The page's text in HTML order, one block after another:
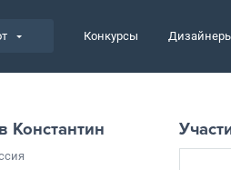
Конкурсы
Константин